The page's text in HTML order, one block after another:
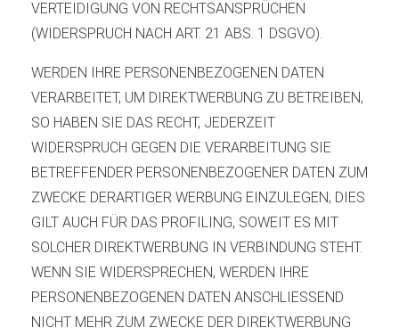
VERTEIDIGUNG VON RECHTSANSPRÜCHEN
(WIDERSPRUCH NACH ART. 21 ABS. 1 DSGVO).
WERDEN IHRE PERSONENBEZOGENEN DATEN
VERARBEITET, UM DIREKTWERBUNG ZU BETREIBEN,
SO HABEN SIE DAS RECHT, JEDERZEIT
WIDERSPRUCH GEGEN DIE VERARBEITUNG SIE
BETREFFENDER PERSONENBEZOGENER DATEN ZUM
ZWECKE DERARTIGER WERBUNG EINZULEGEN; DIES
GILT AUCH FÜR DAS PROFILING, SOWEIT ES MIT
SOLCHER DIREKTWERBUNG IN VERBINDUNG STEHT.
WENN SIE WIDERSPRECHEN, WERDEN IHRE
PERSONENBEZOGENEN DATEN ANSCHLIESSEND
NICHT MEHR ZUM ZWECKE DER DIREKTWERBUNG